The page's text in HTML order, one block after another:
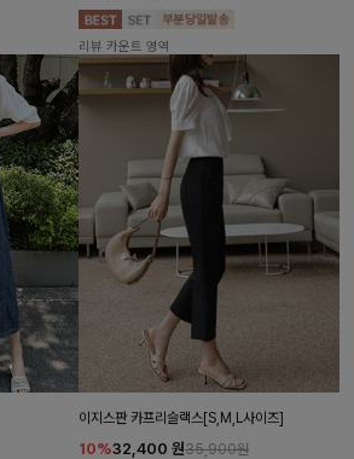
리뷰 카운트 영역
이지스판 카프리슬랙스[S,M,L사이즈]
10%32,400 원35,900원